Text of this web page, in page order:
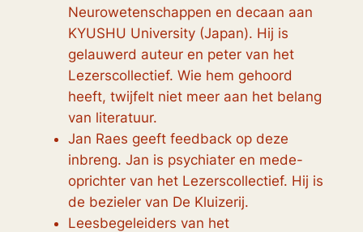
Neurowetenschappen en decaan aan
KYUSHU University (Japan). Hij is
gelauwerd auteur en peter van het
Lezerscollectief. Wie hem gehoord
heeft, twijfelt niet meer aan het belang
van literatuur.
Jan Raes geeft feedback op deze
inbreng. Jan is psychiater en mede-
oprichter van het Lezerscollectief. Hij is
de bezieler van De Kluizerij.
Leesbegeleiders van het